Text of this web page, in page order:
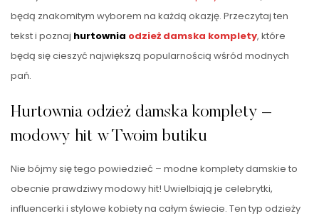
będą znakomitym wyborem na każdą okazję. Przeczytaj ten
tekst i poznaj hurtownia odzież damska komplety, które
będą się cieszyć największą popularnością wśród modnych
pań.
Hurtownia odzież damska komplety –
modowy hit w Twoim butiku
Nie bójmy się tego powiedzieć – modne komplety damskie to
obecnie prawdziwy modowy hit! Uwielbiają je celebrytki,
influencerki i stylowe kobiety na całym świecie. Ten typ odzieży